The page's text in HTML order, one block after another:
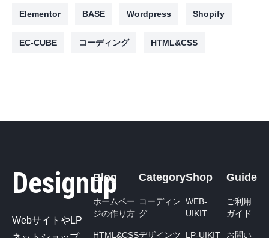
Elementor BASE Wordpress Shopify
EC-CUBE コーディング HTML&CSS
Designup
WebサイトやLP
Blog
ホームペー
ジの作り方
HTML&CSS
Category
コーディン
グ
デザインツ
Shop
WEB-
UIKIT
LP-UIKIT
Guide
ご利用
ガイド
お問い